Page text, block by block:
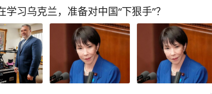
身抽搐。到医院后检查结果
温一路走高，晒得人浑身难
外，殷女士把家里的门窗全给
一夜，爽快的冷气确实把暑
到了第二天，殷女士开始觉
被重物死死碾压一样剧烈作
习乌克兰，准备对中国“下狠手”？